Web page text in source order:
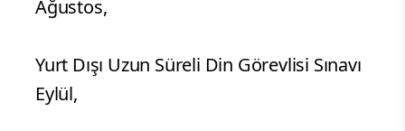
Ağustos,
Yurt Dışı Uzun Süreli Din Görevlisi Sınavı
Eylül,